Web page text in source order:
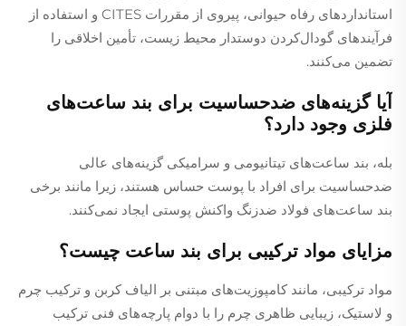
استانداردهای رفاه حیوانی، پیروی از مقررات CITES و استفاده از
فرآیندهای گودال‌کردن دوستدار محیط زیست، تأمین اخلاقی را
تضمین می‌کنند.
آیا گزینه‌های ضدحساسیت برای بند ساعت‌های
فلزی وجود دارد؟
بله، بند ساعت‌های تیتانیومی و سرامیکی گزینه‌های عالی
ضدحساسیت برای افراد با پوست حساس هستند، زیرا مانند برخی
بند ساعت‌های فولاد ضدزنگ واکنش پوستی ایجاد نمی‌کنند.
مزایای مواد ترکیبی برای بند ساعت چیست؟
مواد ترکیبی، مانند کامپوزیت‌های مبتنی بر الیاف کربن و ترکیب چرم
و لاستیک، زیبایی ظاهری چرم را با دوام پارچه‌های فنی ترکیب